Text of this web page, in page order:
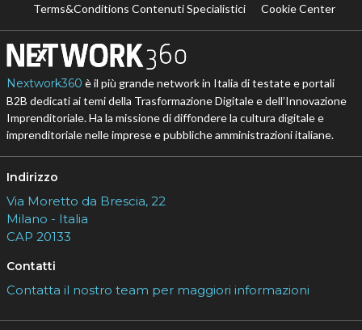
Terms&Conditions Contenuti Specialistici
Cookie Center
Nextwork360 è il più grande network in Italia di testate e portali
B2B dedicati ai temi della Trasformazione Digitale e dell’Innovazione
Imprenditoriale. Ha la missione di diffondere la cultura digitale e
imprenditoriale nelle imprese e pubbliche amministrazioni italiane.
Indirizzo
Via Moretto da Brescia, 22
Milano - Italia
CAP 20133
Contatti
Contatta il nostro team per maggiori informazioni